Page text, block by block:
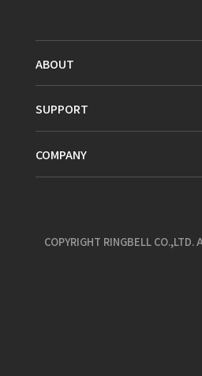
ABOUT
SUPPORT
COMPANY
COPYRIGHT RINGBELL CO.,LTD.